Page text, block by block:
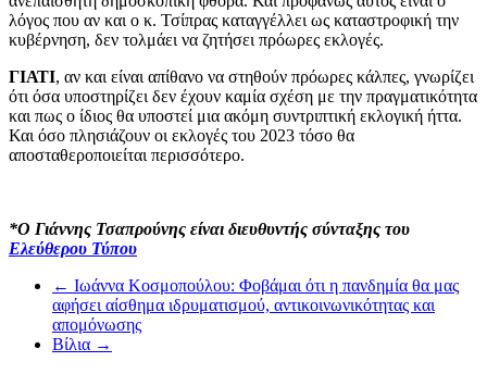
λόγος που αν και ο κ. Τσίπρας καταγγέλλει ως καταστροφική την
κυβέρνηση, δεν τολμάει να ζητήσει πρόωρες εκλογές.
ΓΙΑΤΙ, αν και είναι απίθανο να στηθούν πρόωρες κάλπες, γνωρίζει
ότι όσα υποστηρίζει δεν έχουν καμία σχέση με την πραγματικότητα
και πως ο ίδιος θα υποστεί μια ακόμη συντριπτική εκλογική ήττα.
Και όσο πλησιάζουν οι εκλογές του 2023 τόσο θα
αποσταθεροποιείται περισσότερο.
*Ο Γιάννης Τσαπρούνης είναι διευθυντής σύνταξης του
Ελεύθερου Τύπου
← Ιωάννα Κοσμοπούλου: Φοβάμαι ότι η πανδημία θα μας
αφήσει αίσθημα ιδρυματισμού, αντικοινωνικότητας και
απομόνωσης
Βίλια →